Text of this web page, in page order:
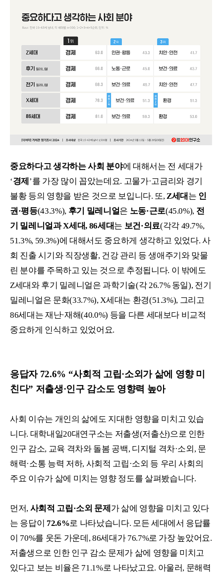
중요하다고 생각하는 사회 분야에 대해서는 전 세대가
‘경제 ’를 가장 많이 꼽았는데요. 고물가·고금리와 경기
불황 등의 영향을 받은 것으로 보입니다. 또, Z세대 는 인
권·평등(43.3%), 후기 밀레니얼은 노동·근로(45.0%), 전
기 밀레니얼과 X세대, 86세대는 보건·의료(각각 49.7%,
51.3%, 59.3%)에 대해서도 중요하게 생각하고 있었다. 사
회 진출 시기와 직장생활, 건강 관리 등 생애주기와 맞물
린 분야를 주목하고 있는 것으로 추정됩니다. 이 밖에도
Z세대와 후기 밀레니얼은 과학기술(각 26.7% 동일), 전기
밀레니얼은 문화(33.7%), X세대는 환경(51.3%), 그리고
86세대는 재난·재해(40.0%) 등을 다른 세대보다 비교적
중요하게 인식하고 있었어요.
응답자 72.6% “사회적 고립·소외가 삶에 영향 미
친다” 저출생·인구 감소도 영향력 높아
사회 이슈는 개인의 삶에도 지대한 영향을 미치고 있습
니다. 대학내일20대연구소는 저출생(저출산)으로 인한
인구 감소, 교육 격차와 돌봄 공백, 디지털 격차·소외, 문
해력·소통 능력 저하, 사회적 고립·소외 등 우리 사회의
주요 이슈가 삶에 미치는 영향 정도를 살펴봤습니다.
먼저, 사회적 고립·소외 문제 가 삶에 영향을 미치고 있다
는 응답이 72.6%로 나타났습니다. 모든 세대에서 응답률
이 70%를 웃돈 가운데, 86세대가 76.7%로 가장 높았어요.
저출생으로 인한 인구 감소 문제가 삶에 영향을 미치고
있다고 보는 비율은 71.1%로 나타났고요. 아울러, 문해력